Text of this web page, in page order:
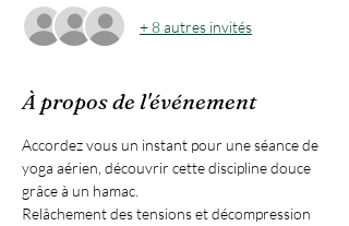
+ 8 autres invités
À propos de l'événement
Accordez vous un instant pour une séance de
yoga aérien, découvrir cette discipline douce
grâce à un hamac.
Relâchement des tensions et décompression